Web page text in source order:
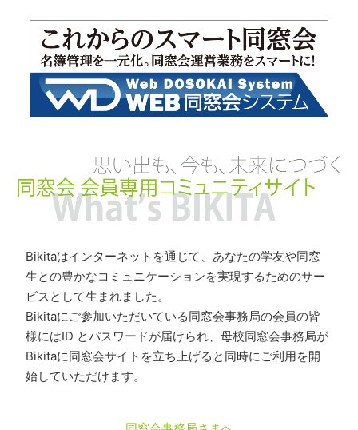
Bikitaはインターネットを通じて、あなたの学友や同窓
生との豊かなコミュニケーションを実現するためのサー
ビスとして生まれました。
Bikitaにご参加いただいている同窓会事務局の会員の皆
様にはID とパスワードが届けられ、母校同窓会事務局が
Bikitaに同窓会サイトを立ち上げると同時にご利用を開
始していただけます。